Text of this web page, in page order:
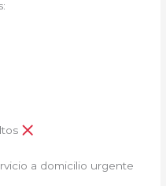
a domicilio urgente